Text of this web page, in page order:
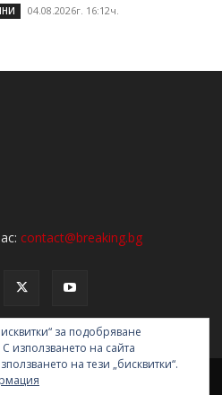
04.08.2026г. 16:12ч.
contact@breaking.bg
за подобряване
използването на сайта
на тези „бисквитки“.